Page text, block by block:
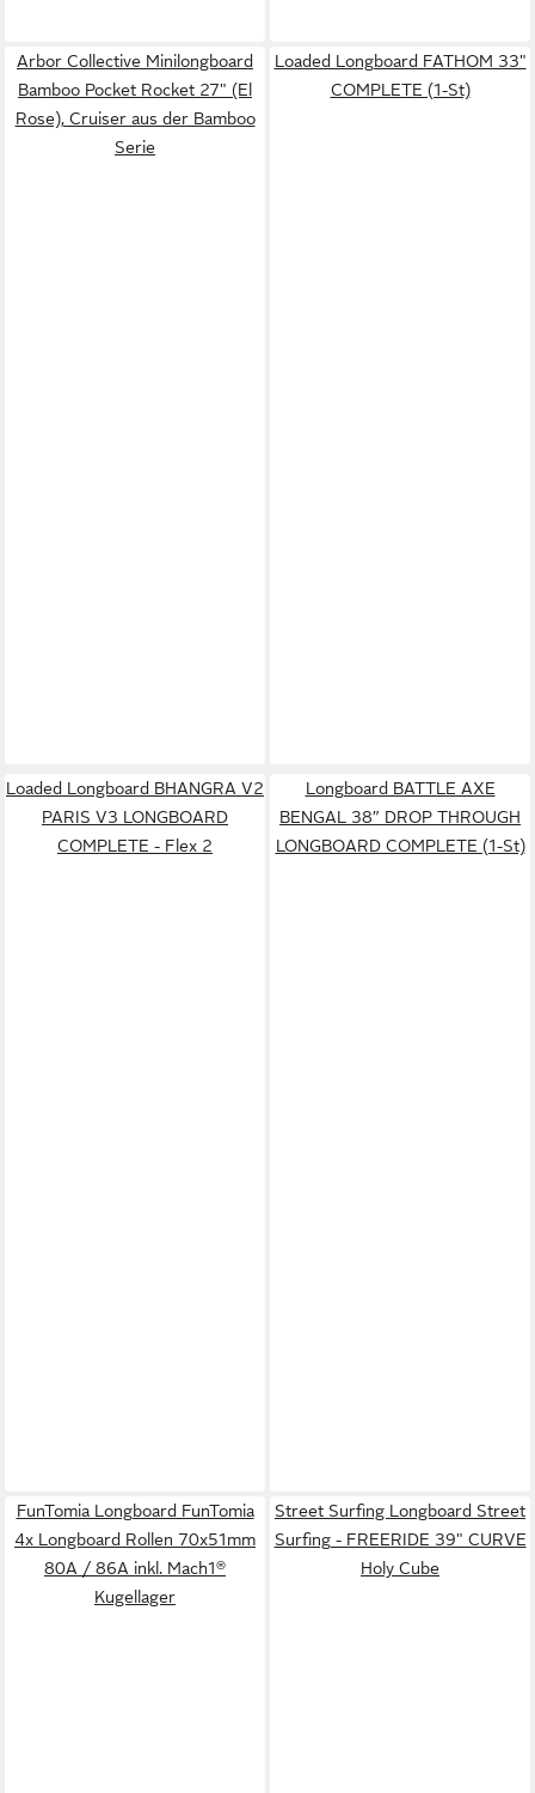
Arbor Collective Minilongboard
Bamboo Pocket Rocket 27" (El
Rose), Cruiser aus der Bamboo
Serie
Loaded Longboard FATHOM 33"
COMPLETE (1-St)
Loaded Longboard BHANGRA V2
PARIS V3 LONGBOARD
COMPLETE - Flex 2
Longboard BATTLE AXE
BENGAL 38” DROP THROUGH
LONGBOARD COMPLETE (1-St)
FunTomia Longboard FunTomia
4x Longboard Rollen 70x51mm
80A / 86A inkl. Mach1®
Kugellager
Street Surfing Longboard Street
Surfing - FREERIDE 39" CURVE
Holy Cube